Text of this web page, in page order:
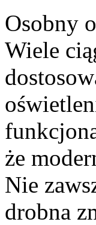
Osobny
Wiele
że
Nie
drobna